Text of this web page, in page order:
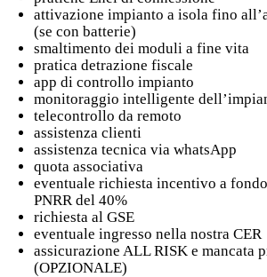
attivazione impianto a isola fino
(se con batterie)
smaltimento dei moduli a fine vita
pratica detrazione fiscale
app di controllo impianto
monitoraggio intelligente
telecontrollo da remoto
assistenza clienti
assistenza tecnica via whatsApp
quota associativa
eventuale richiesta incentivo a
PNRR del 40%
richiesta al GSE
eventuale ingresso nella nostra CER
assicurazione ALL RISK e mancata
(OPZIONALE)